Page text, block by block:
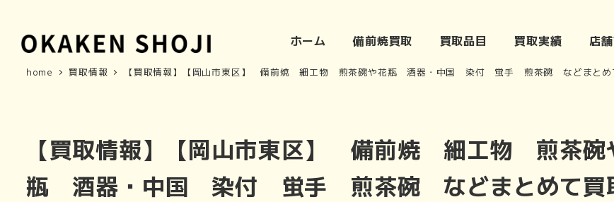
ホーム 備前焼買取 買取品目 買取実績 店
home 買取情報 【買取情報】【岡山市東区】 備前焼 細工物 煎茶碗や花瓶 酒器・中国 染付 蛍手 煎茶碗 などまとめて
【買取情報】【岡山市東区】 備前焼 細工物 煎茶碗
瓶 酒器・中国 染付 蛍手 煎茶碗 などまとめて買